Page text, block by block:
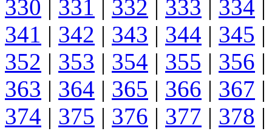
330 | 331 | 332 | 333 | 334 |
341 | 342 | 343 | 344 | 345 |
352 | 353 | 354 | 355 | 356 |
363 | 364 | 365 | 366 | 367 |
374 | 375 | 376 | 377 | 378 |